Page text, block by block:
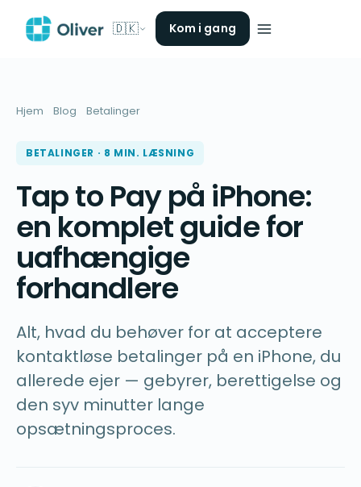
🇩🇰 Kom i gang
Hjem Blog Betalinger
BETALINGER · 8 MIN. LÆSNING
Tap to Pay på iPhone:
en komplet guide for
uafhængige
forhandlere
Alt, hvad du behøver for at acceptere
kontaktløse betalinger på en iPhone, du
allerede ejer — gebyrer, berettigelse og
den syv minutter lange
opsætningsproces.